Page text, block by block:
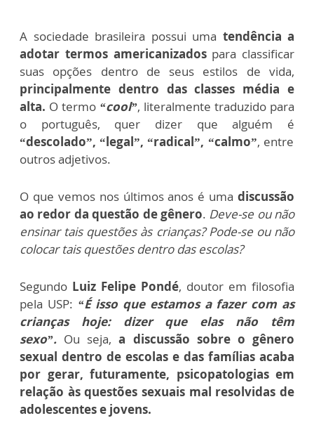
A sociedade brasileira possui uma tendência a
adotar termos americanizadospara classificar
suas opções dentro de seus estilos de vida,
principalmente dentro das classes média e
alta. O termo “cool”, literalmente traduzido para
o português, quer dizer que alguém é
“descolado”, “legal”, “radical”, “calmo”, entre
outros adjetivos.
O que vemos nos últimos anos é uma discussão
ao redor da questão de gênero. Deve-se ou não
ensinar tais questões às crianças? Pode-se ou não
colocar tais questões dentro das escolas?
Segundo Luiz Felipe Pondé, doutor em filosofia
pela USP: “É isso que estamos a fazer com as
crianças hoje: dizer que elas não têm
sexo”. Ou seja,a discussão sobre o gênero
sexual dentro de escolas e das famílias acaba
por gerar, futuramente, psicopatologias em
relação às questões sexuais mal resolvidas de
adolescentes e jovens.